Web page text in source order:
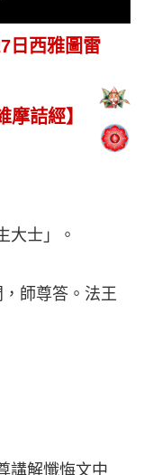
日西雅圖雷
詰經】
大士」。
師尊答。法王
講解懺悔文中